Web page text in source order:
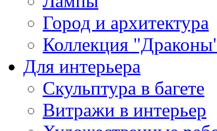
Город и архитектура
Коллекция
Для интерьера
Скульптура в багете
Витражи в интерьер